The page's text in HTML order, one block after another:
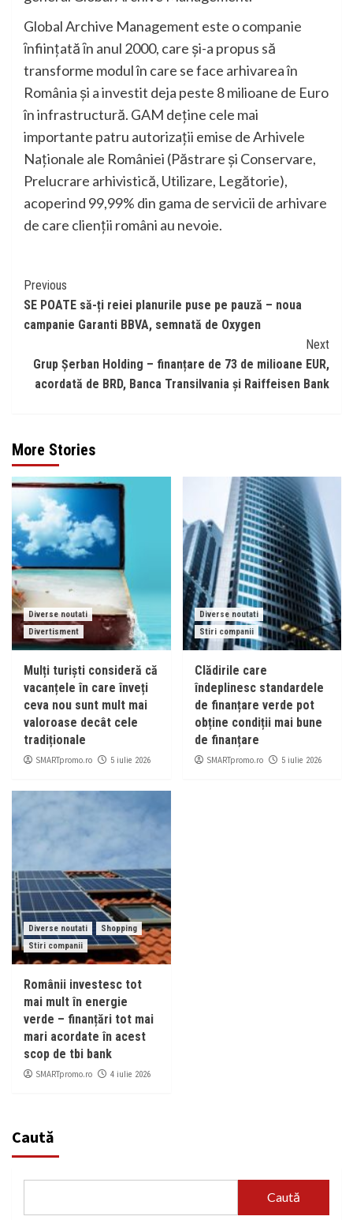
Global Archive Management este o companie
ȋnființată ȋn anul 2000, care și-a propus să
transforme modul în care se face arhivarea în
România și a investit deja peste 8 milioane de Euro
în infrastructură. GAM deține cele mai
importante patru autorizații emise de Arhivele
Naționale ale României (Păstrare și Conservare,
Prelucrare arhivistică, Utilizare, Legătorie),
acoperind 99,99% din gama de servicii de arhivare
de care clienții români au nevoie.
Continue
Reading
Previous
SE POATE să-ți reiei planurile puse pe pauză – noua
campanie Garanti BBVA, semnată de Oxygen
Next
Grup Şerban Holding – finanțare de 73 de milioane EUR,
acordată de BRD, Banca Transilvania și Raiffeisen Bank
More Stories
Diverse noutati
Divertisment
Mulți turiști consideră că
vacanțele în care înveți
ceva nou sunt mult mai
valoroase decât cele
tradiționale
SMARTpromo.ro 5 iulie 2026
Diverse noutati
Stiri companii
Clădirile care
îndeplinesc standardele
de finanțare verde pot
obține condiții mai bune
de finanțare
SMARTpromo.ro 5 iulie 2026
Diverse noutati
Shopping
Stiri companii
Românii investesc tot
mai mult în energie
verde – finanțări tot mai
mari acordate în acest
scop de tbi bank
SMARTpromo.ro 4 iulie 2026
Caută
Caută